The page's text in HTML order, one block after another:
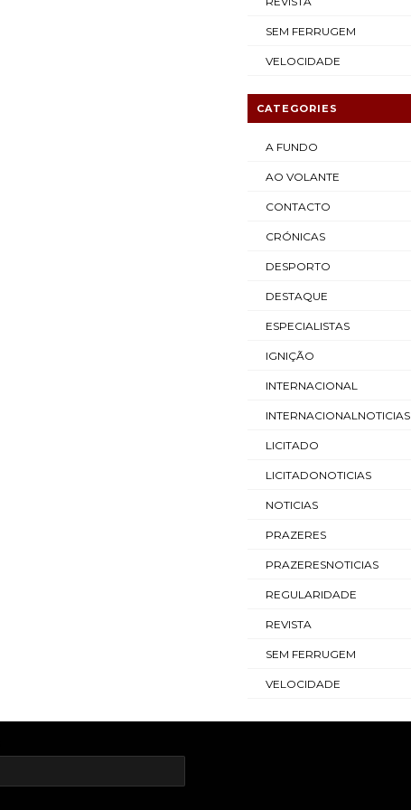
SEM FERRUGEM
VELOCIDADE
CATEGORIES
A FUNDO
AO VOLANTE
CONTACTO
CRÓNICAS
DESPORTO
DESTAQUE
ESPECIALISTAS
IGNIÇÃO
INTERNACIONAL
INTERNACIONALNOTICIAS
LICITADO
LICITADONOTICIAS
NOTICIAS
PRAZERES
PRAZERESNOTICIAS
REGULARIDADE
REVISTA
SEM FERRUGEM
VELOCIDADE